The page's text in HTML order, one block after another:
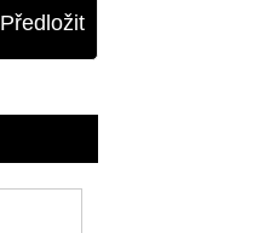
Předložit